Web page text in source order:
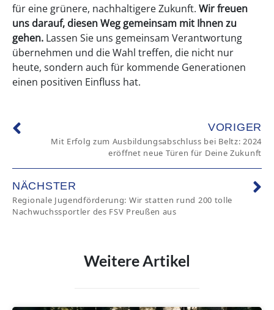
für eine grünere, nachhaltigere Zukunft. Wir freuen
uns darauf, diesen Weg gemeinsam mit Ihnen zu
gehen. Lassen Sie uns gemeinsam Verantwortung
übernehmen und die Wahl treffen, die nicht nur
heute, sondern auch für kommende Generationen
einen positiven Einfluss hat.
VORIGER
Mit Erfolg zum Ausbildungsabschluss bei Beltz: 2024
eröffnet neue Türen für Deine Zukunft
NÄCHSTER
Regionale Jugendförderung: Wir statten rund 200 tolle
Nachwuchssportler des FSV Preußen aus
Weitere Artikel